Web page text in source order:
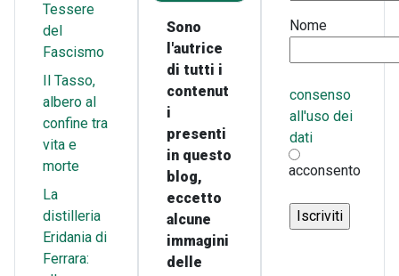
Tessere
del
Fascismo
Il Tasso,
albero al
confine tra
vita e
morte
La
distilleria
Eridania di
Ferrara:
Sono
l'autrice
di tutti i
contenut
i
presenti
in questo
blog,
eccetto
alcune
immagini
delle
Nome
consenso
all'uso dei
dati
acconsento